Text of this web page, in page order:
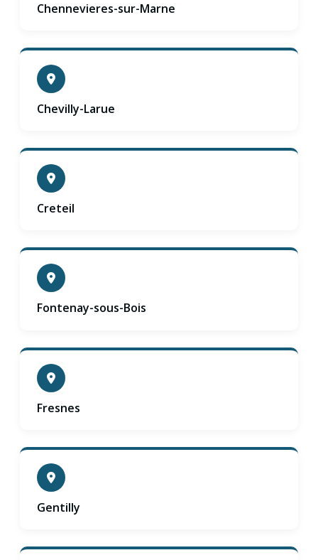
Chennevieres-sur-Marne
Chevilly-Larue
Creteil
Fontenay-sous-Bois
Fresnes
Gentilly